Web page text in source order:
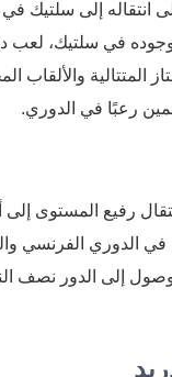
في سلتيك، لعب
المتتالية
رعبًا في الدوري.
بانتقال رفيع
الدوري الفرنسي